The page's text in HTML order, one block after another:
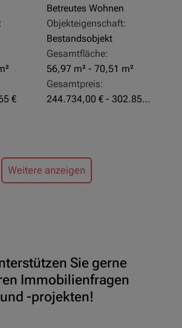
€
Betreutes Wohnen
Objekteigenschaft:
Bestandsobjekt
Gesamtfläche:
56,97 m² - 70,51 m²
Gesamtpreis:
244.734,00 € - 302.855,00 €
Weitere anzeigen
Sie gerne
Immobilienfragen
und -projekten!